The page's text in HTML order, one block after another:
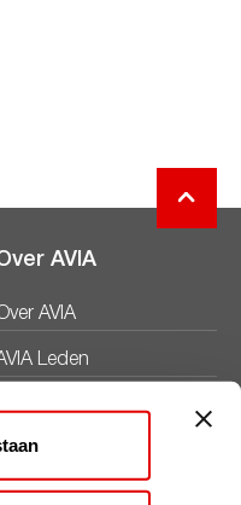
AVIA
AVIA
Leden
bij